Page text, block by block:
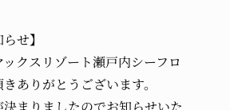
せ】
クスリゾート瀬戸内シーフロ
ありがとうございます。
まりましたのでお知らせいた